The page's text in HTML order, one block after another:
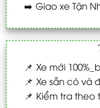
➡️ Giao xe Tận
📌 Xe mới
📌 Xe sẵn có và
📌 Kiểm tra theo